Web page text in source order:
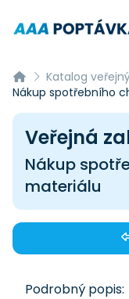
Katalog
Nákup spotřebního
Veřejná
Nákup
materiálu
Podrobný popis: